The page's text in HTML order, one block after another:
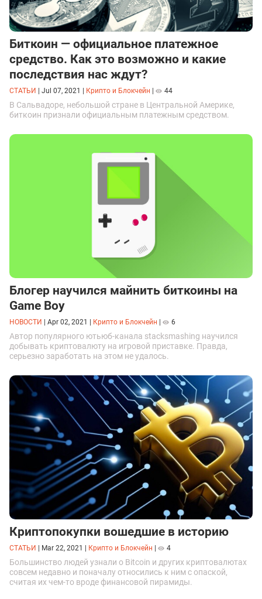
Биткоин — официальное платежное
средство. Как это возможно и какие
последствия нас ждут?
СТАТЬИ Jul 07, 2021 Крипто и Блокчейн 44
В Сальвадоре, небольшой стране в Центральной Америке,
биткоин признали официальным платежным средством.
Блогер научился майнить биткоины на
Game Boy
НОВОСТИ Apr 02, 2021 Крипто и Блокчейн 6
Автор популярного ютьюб-канала stacksmashing научился
добывать криптовалюту на игровой приставке. Правда,
серьезно заработать на этом не удалось.
Криптопокупки вошедшие в историю
СТАТЬИ Mar 22, 2021 Крипто и Блокчейн 4
Большинство людей узнали о Bitcoin и других криптовалютах
совсем недавно и поначалу относились к ним с опаской,
считая их чем-то вроде финансовой пирамиды.